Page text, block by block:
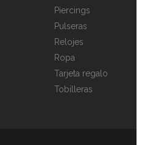
Piercings
Pulseras
Relojes
Ropa
Tarjeta regalo
Tobilleras